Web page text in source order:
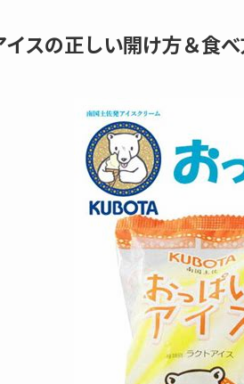
イスの正しい開け方＆食